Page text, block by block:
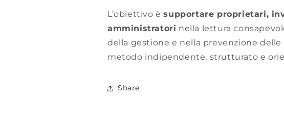
L’obiettivo èsupportare proprietari,
amministratori nella lettura
della gestione e nella prevenzione
metodo indipendente, strutturato e
Share